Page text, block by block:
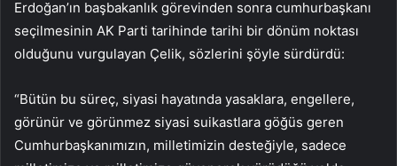
Erdoğan’ın başbakanlık görevinden sonra cumhurbaşkanı
seçilmesinin AK Parti tarihinde tarihi bir dönüm noktası
olduğunu vurgulayan Çelik, sözlerini şöyle sürdürdü:
“Bütün bu süreç, siyasi hayatında yasaklara, engellere,
görünür ve görünmez siyasi suikastlara göğüs geren
Cumhurbaşkanımızın, milletimizin desteğiyle, sadece